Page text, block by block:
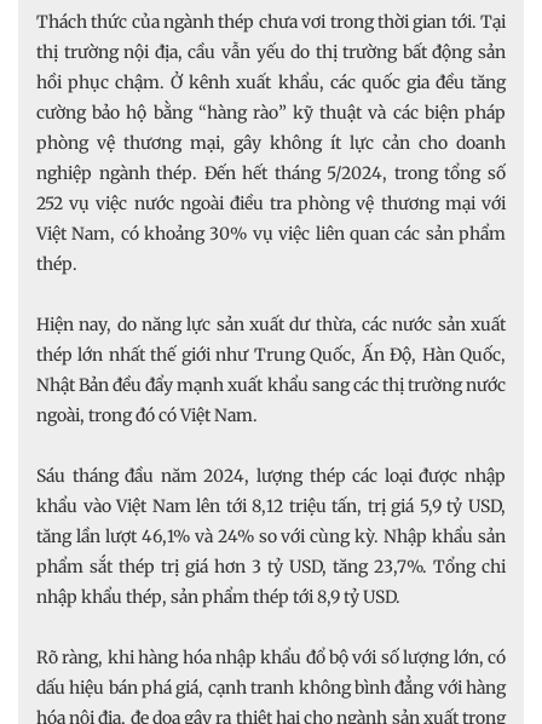
Thách thức của ngành thép chưa vơi trong thời gian tới. Tại
thị trường nội địa, cầu vẫn yếu do thị trường bất động sản
hồi phục chậm. Ở kênh xuất khẩu, các quốc gia đều tăng
cường bảo hộ bằng “hàng rào” kỹ thuật và các biện pháp
phòng vệ thương mại, gây không ít lực cản cho doanh
nghiệp ngành thép. Đến hết tháng 5/2024, trong tổng số
252 vụ việc nước ngoài điều tra phòng vệ thương mại với
Việt Nam, có khoảng 30% vụ việc liên quan các sản phẩm
thép.
Hiện nay, do năng lực sản xuất dư thừa, các nước sản xuất
thép lớn nhất thế giới như Trung Quốc, Ấn Độ, Hàn Quốc,
Nhật Bản đều đẩy mạnh xuất khẩu sang các thị trường nước
ngoài, trong đó có Việt Nam.
Sáu tháng đầu năm 2024, lượng thép các loại được nhập
khẩu vào Việt Nam lên tới 8,12 triệu tấn, trị giá 5,9 tỷ USD,
tăng lần lượt 46,1% và 24% so với cùng kỳ. Nhập khẩu sản
phẩm sắt thép trị giá hơn 3 tỷ USD, tăng 23,7%. Tổng chi
nhập khẩu thép, sản phẩm thép tới 8,9 tỷ USD.
Rõ ràng, khi hàng hóa nhập khẩu đổ bộ với số lượng lớn, có
dấu hiệu bán phá giá, cạnh tranh không bình đẳng với hàng
hóa nội địa, đe dọa gây ra thiệt hại cho ngành sản xuất trong